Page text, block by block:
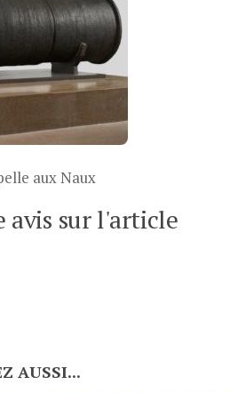
aux Naux
avis sur l'article
AUSSI...